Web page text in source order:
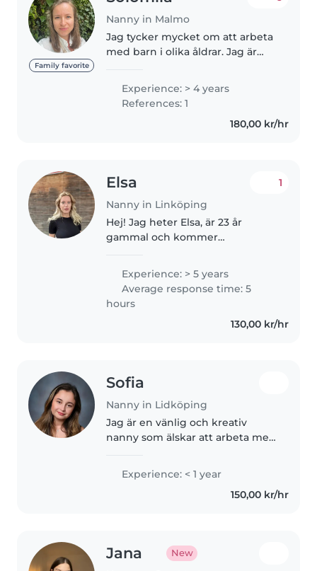
Family favorite
Nanny in Malmo
Jag tycker mycket om att arbeta
med barn i olika åldrar. Jag är
ansvarstagande och strävar alltid
efter att se barnets behov och
känslor. Genom lek, fantasi..
Experience: > 4 years
References: 1
180,00 kr/hr
Elsa
Nanny in Linköping
1
Hej! Jag heter Elsa, är 23 år
gammal och kommer
jag var fyra år flyttade jag med
min familj till Tyskland, där jag
har bott sedan dess. Nu ser jag
fram..
Experience: > 5 years
Average response time: 5
hours
130,00 kr/hr
Sofia
Nanny in Lidköping
Jag är en vänlig och kreativ
nanny som älskar att arbeta med
skolbarn. Jag har gått estetiska
programmet och har erfarenhet
Experience: < 1 year
150,00 kr/hr
Jana New